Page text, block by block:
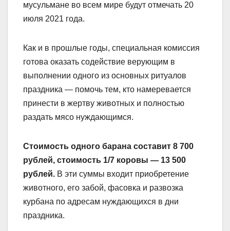
мусульмане во всем мире будут отмечать 20
июля 2021 года.
Как и в прошлые годы, специальная комиссия
готова оказать содействие верующим в
выполнении одного из основных ритуалов
праздника — помочь тем, кто намеревается
принести в жертву животных и полностью
раздать мясо нуждающимся.
Стоимость одного барана составит 8 700
рублей, стоимость 1/7 коровы — 13 500
рублей. В эти суммы входит приобретение
животного, его забой, фасовка и развозка
курбана по адресам нуждающихся в дни
праздника.